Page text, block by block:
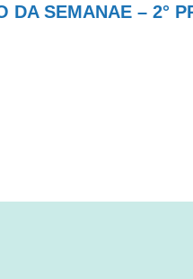
DA SEMANAE – 2°